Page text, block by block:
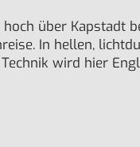
über Kapstadt
In hellen,
wird hier